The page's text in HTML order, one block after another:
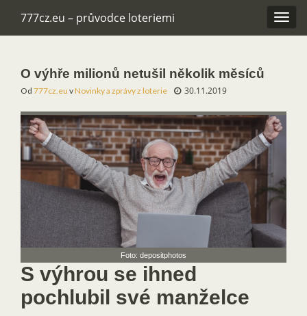
777cz.eu – průvodce loteriemi
O výhře milionů netušil několik měsíců
Od 777cz.eu vNovinky a zprávy z loterie 30.11.2019
Foto: depositphotos
S výhrou se ihned
pochlubil své manželce